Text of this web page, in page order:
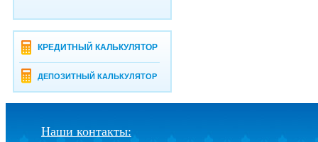
КРЕДИТНЫЙ КАЛЬКУЛЯТОР
ДЕПОЗИТНЫЙ КАЛЬКУЛЯТОР
Наши контакты: